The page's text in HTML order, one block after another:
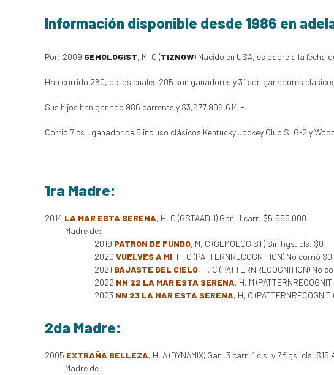
Información disponible desde 1986 en
Por: 2009 GEMOLOGIST, M, C (TIZNOW) Nacido en USA, es padre a la fecha
Han corrido 260, de los cuales 205 son ganadores y 31 son ganadores
Sus hijos han ganado 986 carreras y $3,677,906,614.-
Corrió 7 cs., ganador de 5 incluso clásicos Kentucky Jockey Club S. G-2 y
1ra Madre:
2014 LA MAR ESTA SERENA, H, C (GSTAAD II) Gan. 1 carr. $5.555.000
Madre de:
2019 PATRON DE FUNDO, M, C (GEMOLOGIST) Sin figs. cls. $0
2020 VUELVES A MI, H, C (PATTERNRECOGNITION) No corrió $0
2021 BAJASTE DEL CIELO, H, C (PATTERNRECOGNITION) No
2022 NN 22 LA MAR ESTA SERENA, H, M
2023 NN 23 LA MAR ESTA SERENA, H, C
2da Madre:
2005 EXTRAÑA BELLEZA, H, A (DYNAMIX) Gan. 3 carr. 1 cls. y 7 figs. cls.
Madre de: